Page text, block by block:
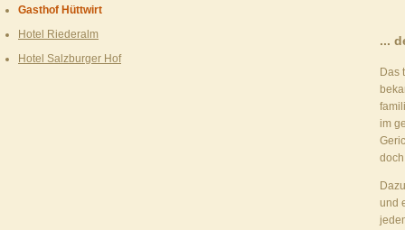
Gasthof Hüttwirt
Hotel Riederalm
Hotel Salzburger Hof
...
Das
im
und